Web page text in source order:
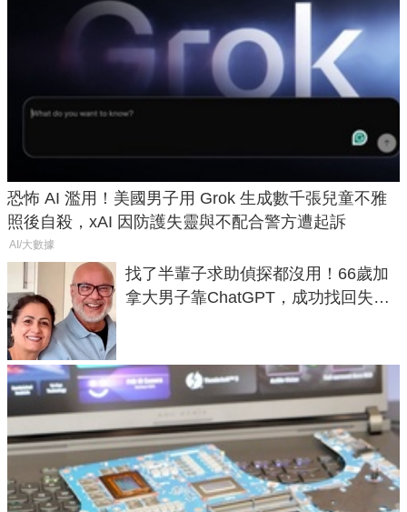
恐怖 AI 濫用！美國男子用 Grok 生成數千張兒童不雅
照後自殺，xAI 因防護失靈與不配合警方遭起訴
AI/大數據
找了半輩子求助偵探都沒用！66歲加
拿大男子靠ChatGPT，成功找回失散